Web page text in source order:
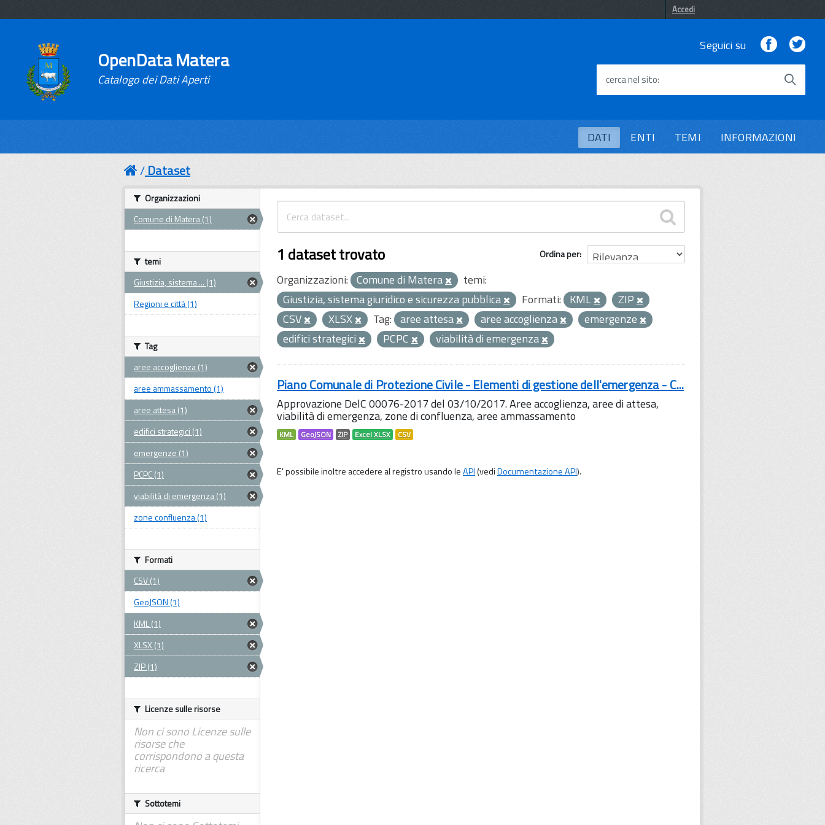
Accedi
OpenData Matera
Catalogo dei Dati Aperti
Seguici su Facebook
cerca nel sito
DATI ENTI TEMI INFORMAZIONI
Dataset
Ordina per
1 dataset trovato
Organizzazioni: Comune di Matera
temi:
Giustizia, sistema giuridico e sicurezza pubblica
Formati: KML
ZIP
CSV
XLSX Tag: aree attesa aree accoglienza
emergenze
edifici strategici
PCPC viabilità di emergenza
Piano Comunale di Protezione Civile - Elementi di gestione dell'emergenza - C...
Approvazione DelC 00076-2017 del 03/10/2017. Aree accoglienza, aree di attesa,
viabilità di emergenza, zone di confluenza, aree ammassamento
KML GeoJSON ZIP Excel XLSX CSV
E' possibile inoltre accedere al registro usando leAPI(vediDocumentazione API).
Organizzazioni
Comune di Matera (1)
temi
Giustizia, sistema ... (1)
Regioni e città (1)
Tag
aree accoglienza (1)
aree ammassamento (1)
aree attesa (1)
edifici strategici (1)
emergenze (1)
PCPC (1)
viabilità di emergenza (1)
zone confluenza (1)
Formati
CSV (1)
GeoJSON (1)
KML (1)
XLSX (1)
ZIP (1)
Licenze sulle risorse
Non ci sono Licenze sulle
risorse che
corrispondono a questa
ricerca
Sottotemi